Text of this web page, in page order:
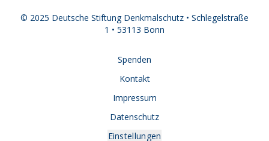
© 2025 Deutsche Stiftung Denkmalschutz • Schlegelstraße
1 • 53113 Bonn
Spenden
Kontakt
Impressum
Datenschutz
Einstellungen